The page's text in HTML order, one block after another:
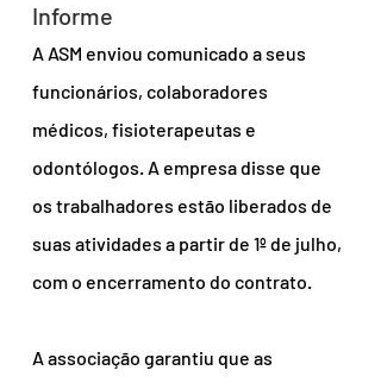
Informe
A ASM enviou comunicado a seus
funcionários, colaboradores
médicos, fisioterapeutas e
odontólogos. A empresa disse que
os trabalhadores estão liberados de
suas atividades a partir de 1º de julho,
com o encerramento do contrato.
A associação garantiu que as